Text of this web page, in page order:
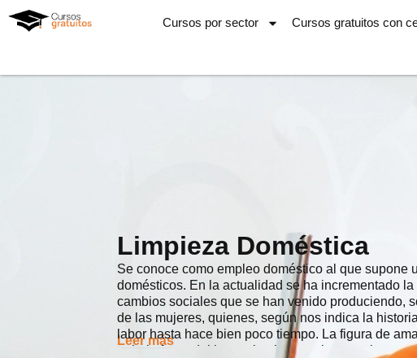
Cursos por sector Cursos gratuitos con
Limpieza Doméstica
Se conoce como empleo doméstico al que
domésticos. En la actualidad se ha incrementado
cambios sociales que se han venido produciendo,
de las mujeres, quienes, según nos indica la
labor hasta hace bien poco tiempo. La figura de
trabaja fuera del hogar, hecho por el que se hace
Leer más